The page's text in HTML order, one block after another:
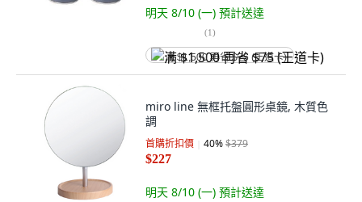
明天 8/10 (一) 預計送達
(1)
满 $1,500 再省 $75 (王道卡)
miro line 無框托盤圓形桌鏡, 木質色
調
首購折扣價 40%$379
$227
明天 8/10 (一) 預計送達